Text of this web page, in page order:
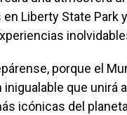
Liberty State Park
porque el
que unirá
icónicas del